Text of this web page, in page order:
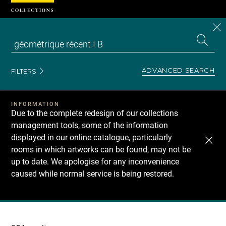
FILTERS ADVANCED SEARCH
INFORMATION
Due to the complete redesign of our collections
management tools, some of the information
displayed in our online catalogue, particularly
rooms in which artworks can be found, may not be
up to date. We apologise for any inconvenience
caused while normal service is being restored.
Recherche
Cookies management panel